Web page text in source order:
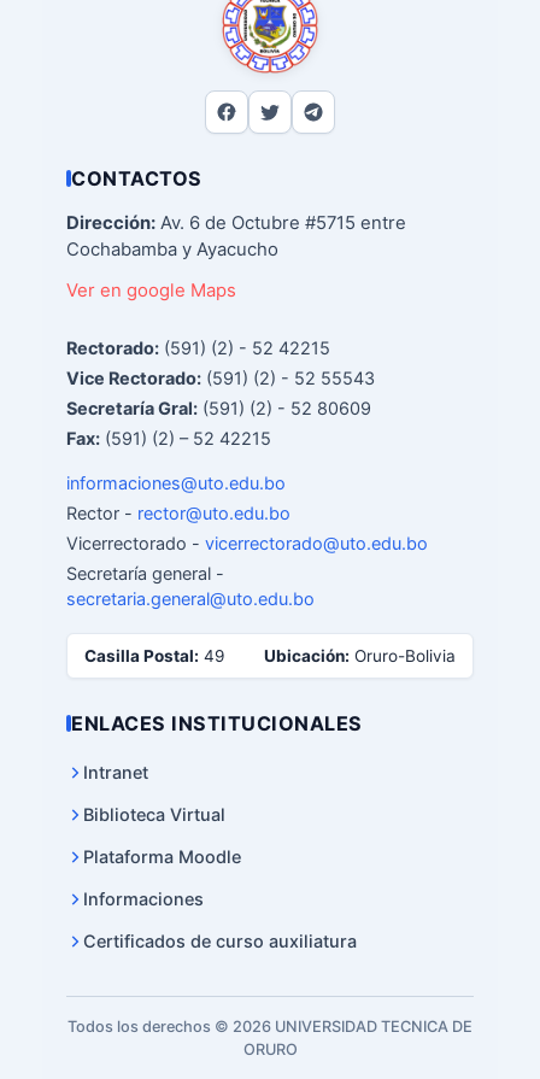
CONTACTOS
Dirección: Av. 6 de Octubre #5715 entre
Cochabamba y Ayacucho
Ver en google Maps
Rectorado: (591) (2) - 52 42215
Vice Rectorado: (591) (2) - 52 55543
Secretaría Gral: (591) (2) - 52 80609
Fax: (591) (2) – 52 42215
informaciones@uto.edu.bo
Rector - rector@uto.edu.bo
Vicerrectorado - vicerrectorado@uto.edu.bo
Secretaría general -
secretaria.general@uto.edu.bo
Casilla Postal: 49 Ubicación: Oruro-Bolivia
ENLACES INSTITUCIONALES
Intranet
Biblioteca Virtual
Plataforma Moodle
Informaciones
Certificados de curso auxiliatura
Todos los derechos © 2026 UNIVERSIDAD TECNICA DE
ORURO